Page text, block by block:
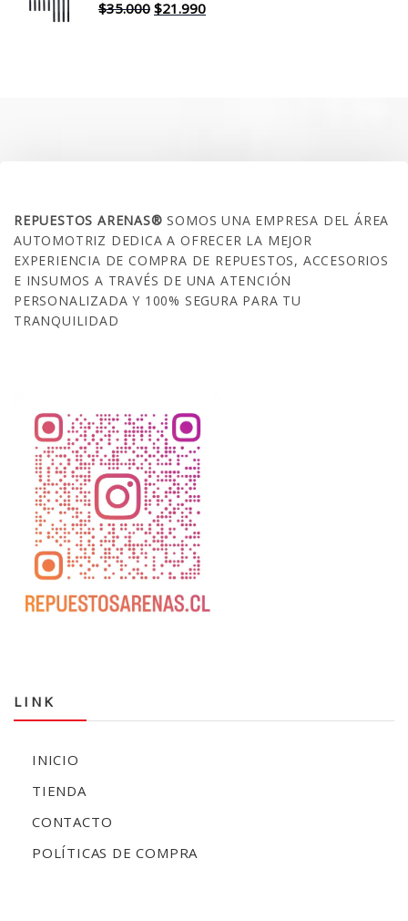
$30.000.$17.990.
$35.000 El
$21.990El
REPUESTOS ARENAS®SOMOS UNA EMPRESA DEL ÁREA
AUTOMOTRIZ DEDICA A OFRECER LA MEJOR
EXPERIENCIA DE COMPRA DE REPUESTOS, ACCESORIOS
E INSUMOS A TRAVÉS DE UNA ATENCIÓN
PERSONALIZADA Y 100% SEGURA PARA TU
TRANQUILIDAD
LINK
INICIO
TIENDA
CONTACTO
POLÍTICAS DE COMPRA